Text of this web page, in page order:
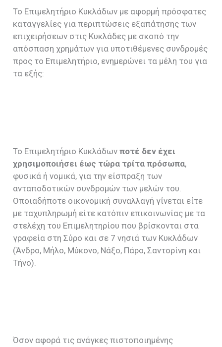
Το Επιμελητήριο Κυκλάδων με αφορμή πρόσφατες
καταγγελίες για περιπτώσεις εξαπάτησης των
επιχειρήσεων στις Κυκλάδες με σκοπό την
απόσπαση χρημάτων για υποτιθέμενες συνδρομές
προς το Επιμελητήριο, ενημερώνει τα μέλη του για
τα εξής:
Το Επιμελητήριο Κυκλάδωνποτέ δεν έχει
χρησιμοποιήσει έως τώρα τρίτα πρόσωπα,
φυσικά ή νομικά, για την είσπραξη των
ανταποδοτικών συνδρομών των μελών του.
Οποιαδήποτε οικονομική συναλλαγή γίνεται είτε
με ταχυπληρωμή είτε κατόπιν επικοινωνίας με τα
στελέχη του Επιμελητηρίου που βρίσκονται στα
γραφεία στη Σύρο και σε 7 νησιά των Κυκλάδων
(Άνδρο, Μήλο, Μύκονο, Νάξο, Πάρο, Σαντορίνη και
Τήνο).
Όσον αφορά τις ανάγκες πιστοποιημένης